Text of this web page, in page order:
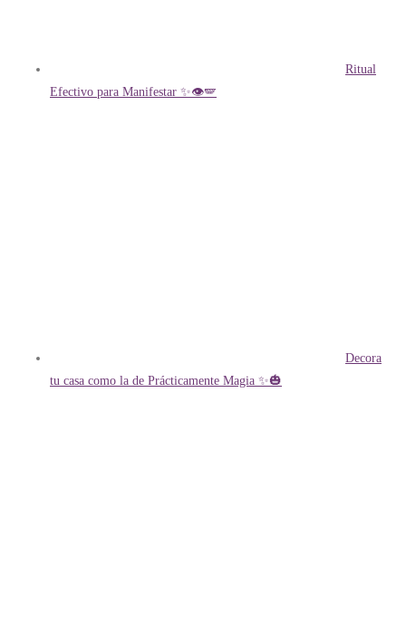
Ritual
Efectivo para Manifestar ✨👁️🪽
Decora
tu casa como la de Prácticamente Magia ✨🎃